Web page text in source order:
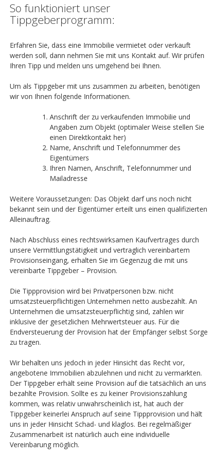
So funktioniert unser
Tippgeberprogramm:
Erfahren Sie, dass eine Immobilie vermietet oder verkauft
werden soll, dann nehmen Sie mit uns Kontakt auf. Wir prüfen
Ihren Tipp und melden uns umgehend bei Ihnen.
Um als Tippgeber mit uns zusammen zu arbeiten, benötigen
wir von Ihnen folgende Informationen.
Anschrift der zu verkaufenden Immobilie und
Angaben zum Objekt (optimaler Weise stellen Sie
einen Direktkontakt her)
Name, Anschrift und Telefonnummer des
Eigentümers
Ihren Namen, Anschrift, Telefonnummer und
Mailadresse
Weitere Voraussetzungen: Das Objekt darf uns noch nicht
bekannt sein und der Eigentümer erteilt uns einen qualifizierten
Alleinauftrag.
Nach Abschluss eines rechtswirksamen Kaufvertrages durch
unsere Vermittlungstätigkeit und vertraglich vereinbartem
Provisionseingang, erhalten Sie im Gegenzug die mit uns
vereinbarte Tippgeber – Provision.
Die Tippprovision wird bei Privatpersonen bzw. nicht
umsatzsteuerpflichtigen Unternehmen netto ausbezahlt. An
Unternehmen die umsatzsteuerpflichtig sind, zahlen wir
inklusive der gesetzlichen Mehrwertsteuer aus. Für die
Endversteuerung der Provision hat der Empfänger selbst Sorge
zu tragen.
Wir behalten uns jedoch in jeder Hinsicht das Recht vor,
angebotene Immobilien abzulehnen und nicht zu vermarkten.
Der Tippgeber erhält seine Provision auf die tatsächlich an uns
bezahlte Provision. Sollte es zu keiner Provisionszahlung
kommen, was relativ unwahrscheinlich ist, hat auch der
Tippgeber keinerlei Anspruch auf seine Tippprovision und hält
uns in jeder Hinsicht Schad- und klaglos. Bei regelmäßiger
Zusammenarbeit ist natürlich auch eine individuelle
Vereinbarung möglich.